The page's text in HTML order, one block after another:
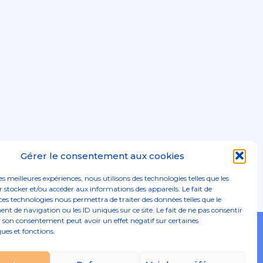
Gérer le consentement aux cookies
meilleures expériences, nous utilisons des technologies telles que les
stocker et/ou accéder aux informations des appareils. Le fait de
technologies nous permettra de traiter des données telles que le
de navigation ou les ID uniques sur ce site. Le fait de ne pas consentir
son consentement peut avoir un effet négatif sur certaines
et fonctions.